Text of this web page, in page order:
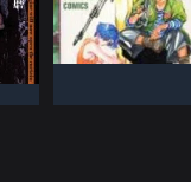
NHậT BảN
ĐANG TIếN HàNH